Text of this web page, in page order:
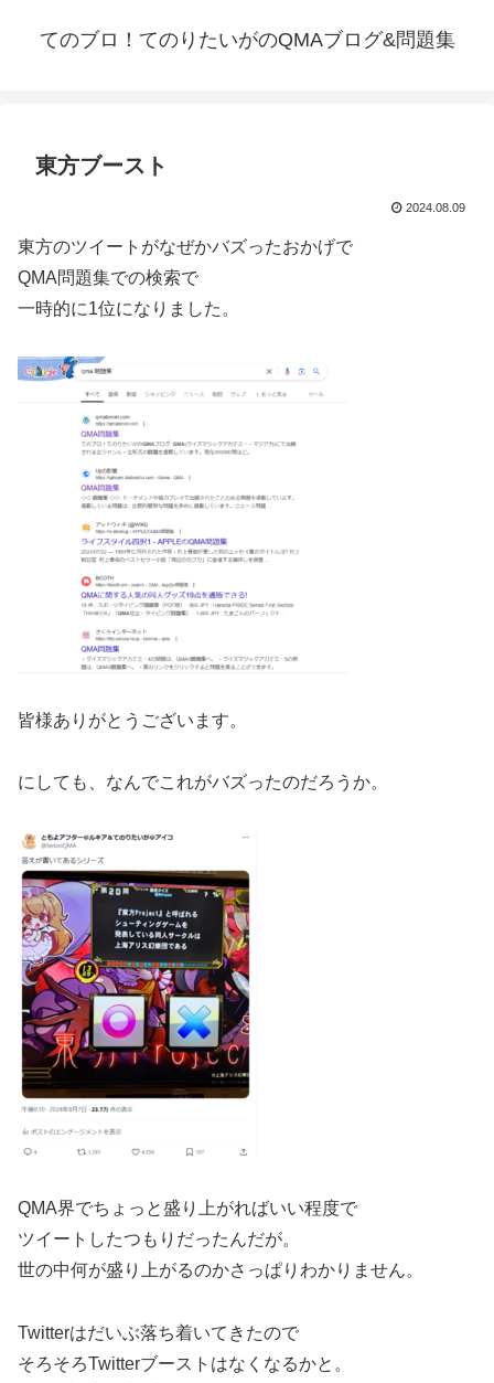
てのブロ！てのりたいがのQMAブログ&問題集
東方ブースト
2024.08.09
東方のツイートがなぜかバズったおかげで
QMA問題集での検索で
一時的に1位になりました。
皆様ありがとうございます。
にしても、なんでこれがバズったのだろうか。
QMA界でちょっと盛り上がればいい程度で
ツイートしたつもりだったんだが。
世の中何が盛り上がるのかさっぱりわかりません。
Twitterはだいぶ落ち着いてきたので
そろそろTwitterブーストはなくなるかと。